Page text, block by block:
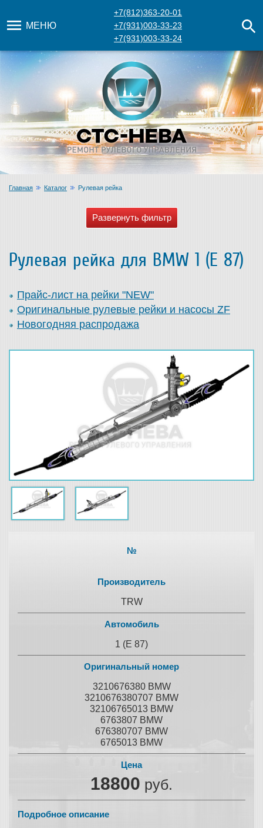
МЕНЮ
+7(812)363-20-01
+7(931)003-33-23
+7(931)003-33-24
Главная Каталог Рулевая рейка
Рулевая рейка для BMW 1 (E 87)
Прайс-лист на рейки "NEW"
Оригинальные рулевые рейки и насосы ZF
Новогодняя распродажа
№
Производитель
TRW
Автомобиль
1 (E 87)
Оригинальный номер
3210676380 BMW
3210676380707 BMW
32106765013 BMW
6763807 BMW
676380707 BMW
6765013 BMW
Цена
18800 руб.
Подробное описание